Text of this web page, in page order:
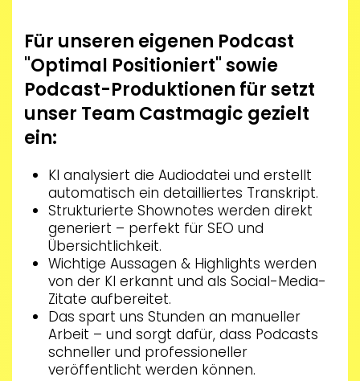
Für unseren eigenen Podcast
"Optimal Positioniert" sowie
Podcast-Produktionen für setzt
unser Team Castmagic gezielt
ein:
KI analysiert die Audiodatei und erstellt
automatisch ein detailliertes Transkript.
Strukturierte Shownotes werden direkt
generiert – perfekt für SEO und
Übersichtlichkeit.
Wichtige Aussagen & Highlights werden
von der KI erkannt und als Social-Media-
Zitate aufbereitet.
Das spart uns Stunden an manueller
Arbeit – und sorgt dafür, dass Podcasts
schneller und professioneller
veröffentlicht werden können.